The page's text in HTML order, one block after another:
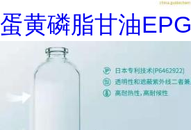
蛋黄磷脂甘油EPG